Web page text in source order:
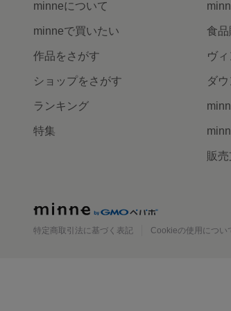
minneについて
minneで買いたい
作品をさがす
ショップをさがす
ランキング
特集
食
ヴ
ダ
販
特定商取引法に基づく表記 Cookieの使用につい